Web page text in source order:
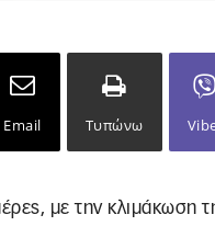
Email Τυπώνω
με την